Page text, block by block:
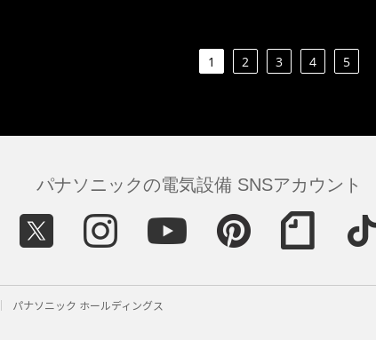
1 2 3 4 5
パナソニックの電気設備 SNSアカウント
パナソニック ホールディングス